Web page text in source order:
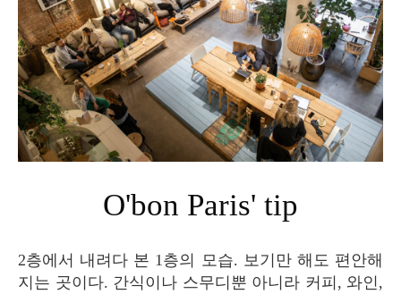
O'bon Paris' tip
2층에서 내려다 본 1층의 모습. 보기만 해도 편안해
지는 곳이다. 간식이나 스무디뿐 아니라 커피, 와인,